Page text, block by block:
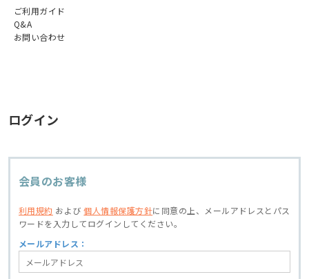
ご利用ガイド
Q&A
お問い合わせ
ログイン
会員のお客様
利用規約 および個人情報保護方針に同意の上、
メールアドレスとパス
ワードを入力してログインしてください。
メールアドレス：